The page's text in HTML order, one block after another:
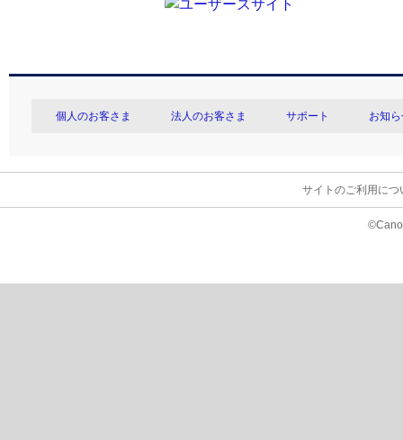
個人のお客さま 法人のお客さま サポート お知
サイトのご利用につ